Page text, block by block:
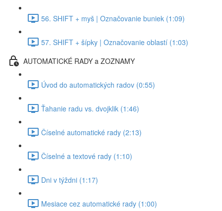
56. SHIFT + myš | Označovanie buniek (1:09)
57. SHIFT + šípky | Označovanie oblastí (1:03)
AUTOMATICKÉ RADY a ZOZNAMY
Úvod do automatických radov (0:55)
Ťahanie radu vs. dvojklik (1:46)
Číselné automatické rady (2:13)
Číselné a textové rady (1:10)
Dni v týždni (1:17)
Mesiace cez automatické rady (1:00)